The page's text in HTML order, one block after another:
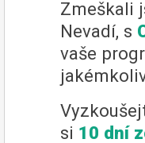
Zmeškali
Nevadí, s
vaše
si 10 dní